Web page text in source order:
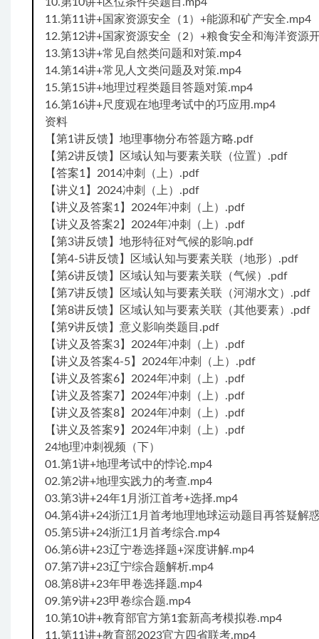
11.第11讲+国家资源安全（1）+能源和矿产安全.mp4
12.第12讲+国家资源安全（2）+粮食安全和海洋资源
13.第13讲+常见自然类问题和对策.mp4
14.第14讲+常见人文类问题及对策.mp4
15.第15讲+地理过程类题目答题对策.mp4
16.第16讲+尺度观在地理考试中的巧应用.mp4
资料
【第1讲反馈】地理事物分布答题方略.pdf
【第2讲反馈】区域认知与要素关联（位置）.pdf
【答案1】2014冲刺（上）.pdf
【讲义1】2024冲刺（上）.pdf
【讲义及答案1】2024年冲刺（上）.pdf
【讲义及答案2】2024年冲刺（上）.pdf
【第3讲反馈】地形特征对气候的影响.pdf
【第4-5讲反馈】区域认知与要素关联（地形）.pdf
【第6讲反馈】区域认知与要素关联（气候）.pdf
【第7讲反馈】区域认知与要素关联（河湖水文）.pdf
【第8讲反馈】区域认知与要素关联（其他要素）.pdf
【第9讲反馈】意义影响类题目.pdf
【讲义及答案3】2024年冲刺（上）.pdf
【讲义及答案4-5】2024年冲刺（上）.pdf
【讲义及答案6】2024年冲刺（上）.pdf
【讲义及答案7】2024年冲刺（上）.pdf
【讲义及答案8】2024年冲刺（上）.pdf
【讲义及答案9】2024年冲刺（上）.pdf
24地理冲刺视频（下）
01.第1讲+地理考试中的悖论.mp4
02.第2讲+地理实践力的考查.mp4
03.第3讲+24年1月浙江首考+选择.mp4
04.第4讲+24浙江1月首考地理地球运动题目再答疑解
05.第5讲+24浙江1月首考综合.mp4
06.第6讲+23辽宁卷选择题+深度讲解.mp4
07.第7讲+23辽宁综合题解析.mp4
08.第8讲+23年甲卷选择题.mp4
09.第9讲+23甲卷综合题.mp4
10.第10讲+教育部官方第1套新高考模拟卷.mp4
11.第11讲+教育部2023官方四省联考.mp4